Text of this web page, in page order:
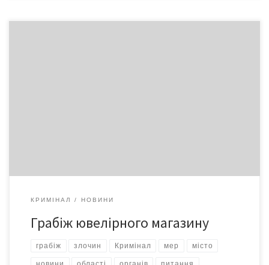
КРИМІНАЛ НОВИНИ
Грабіж ювелірного магазину
грабіж злочин Кримінал мер місто